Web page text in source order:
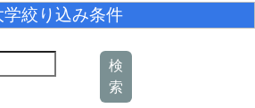
学絞り込み条件
検
索